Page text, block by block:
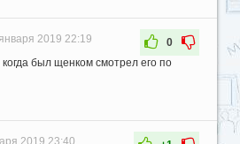
2019 22:19
0
был щенком смотрел его по
2019 23:40